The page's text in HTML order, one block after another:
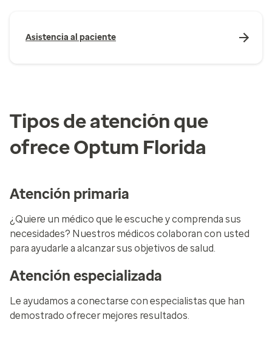
Asistencia al paciente
Tipos de atención que
ofrece Optum Florida
Atención primaria
¿Quiere un médico que le escuche y comprenda sus
necesidades? Nuestros médicos colaboran con usted
para ayudarle a alcanzar sus objetivos de salud.
Atención especializada
Le ayudamos a conectarse con especialistas que han
demostrado ofrecer mejores resultados.